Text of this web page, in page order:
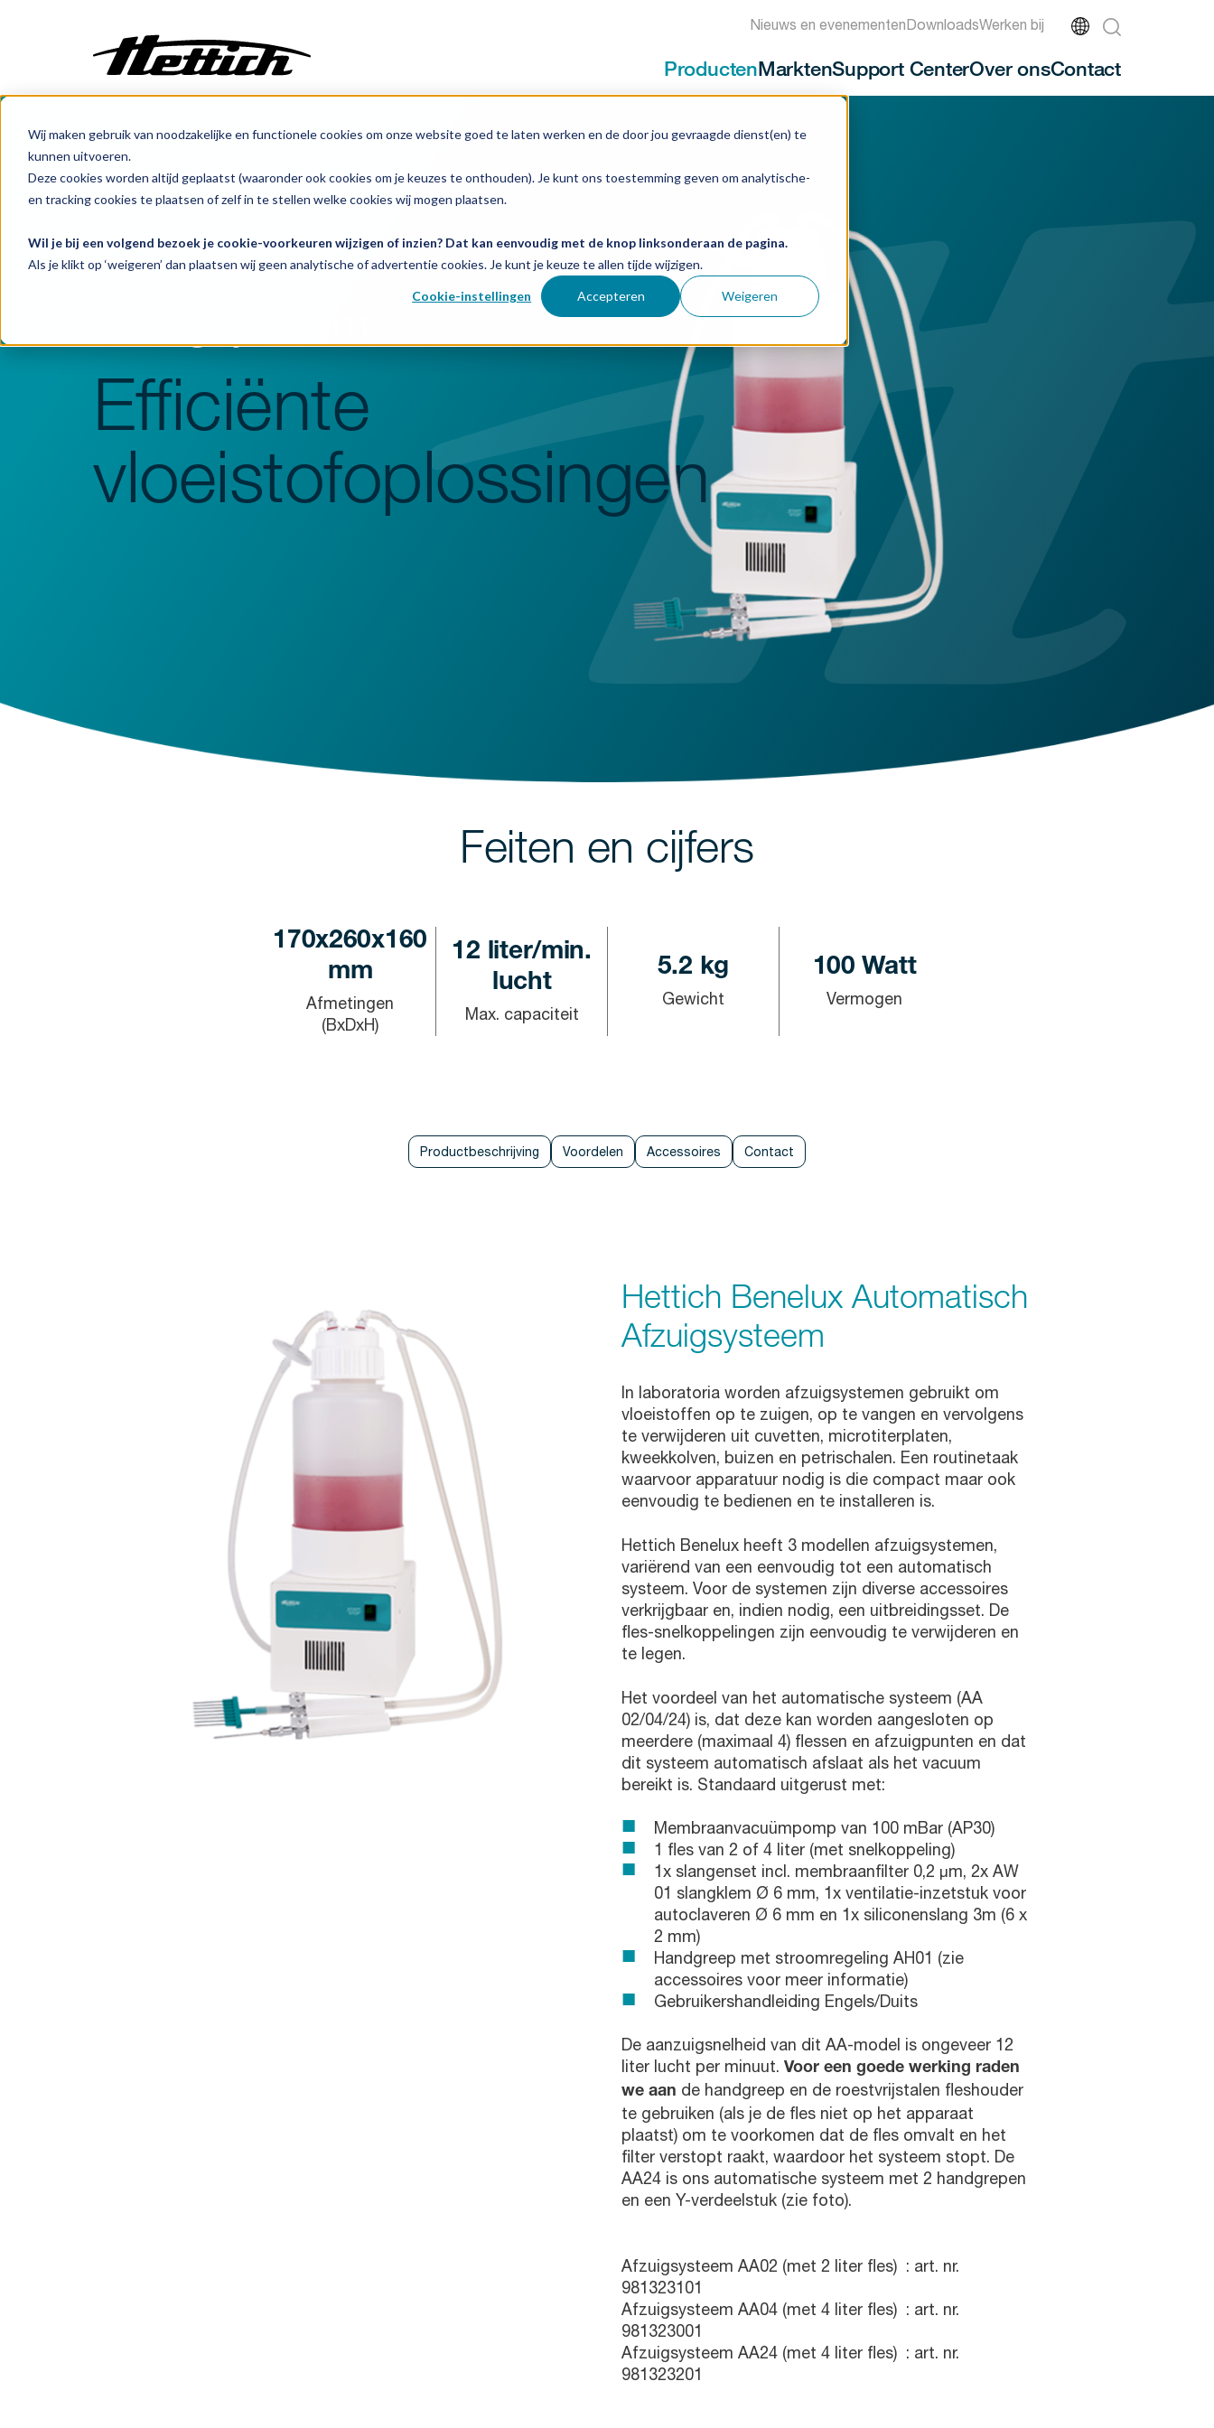
Wij maken gebruik van noodzakelijke en functionele cookies om onze website goed te laten werken en de door jou gevraagde dienst(en) te
kunnen uitvoeren.
Deze cookies worden altijd geplaatst (waaronder ook cookies om je keuzes te onthouden). Je kunt ons toestemming geven om analytische-
en tracking cookies te plaatsen of zelf in te stellen welke cookies wij mogen plaatsen.
Wil je bij een volgend bezoek je cookie-voorkeuren wijzigen of inzien? Dat kan eenvoudig met de knop linksonderaan de pagina.
Als je klikt op ‘weigeren’ dan plaatsen wij geen analytische of advertentie cookies. Je kunt je keuze te allen tijde wijzigen.
Cookie-instellingen Accepteren Weigeren
Nieuws en evenementenDownloadsWerken bij
Producten
Maatwerk
Incubatoren
Centrifuges
Koelen
Flowkasten
Spoelmachines
Monsterbereiding
Schudders
MarktenSupport CenterOver onsContact
Benelux Producten Monsterbereiding
Automatisch
Efficiënte
vloeistofoplossingen
Feiten en cijfers
170x260x160
mm
Afmetingen
(BxDxH)
12 liter/min.
lucht
Max. capaciteit
5.2 kg
Gewicht
100 Watt
Vermogen
Productbeschrijving Voordelen Accessoires Contact
Hettich Benelux Automatisch
Afzuigsysteem
In laboratoria worden afzuigsystemen gebruikt om
vloeistoffen op te zuigen, op te vangen en vervolgens
te verwijderen uit cuvetten, microtiterplaten,
kweekkolven, buizen en petrischalen. Een routinetaak
waarvoor apparatuur nodig is die compact maar ook
eenvoudig te bedienen en te installeren is.
Hettich Benelux heeft 3 modellen afzuigsystemen,
variërend van een eenvoudig tot een automatisch
systeem. Voor de systemen zijn diverse accessoires
verkrijgbaar en, indien nodig, een uitbreidingsset. De
fles-snelkoppelingen zijn eenvoudig te verwijderen en
te legen.
Het voordeel van het automatische systeem (AA
02/04/24) is, dat deze kan worden aangesloten op
meerdere (maximaal 4) flessen en afzuigpunten en dat
dit systeem automatisch afslaat als het vacuum
bereikt is. Standaard uitgerust met:
Membraanvacuümpomp van 100 mBar (AP30)
1 fles van 2 of 4 liter (met snelkoppeling)
1x slangenset incl. membraanfilter 0,2 μm, 2x AW
01 slangklem Ø 6 mm, 1x ventilatie-inzetstuk voor
autoclaveren Ø 6 mm en 1x siliconenslang 3m (6 x
2 mm)
Handgreep met stroomregeling AH01 (zie
accessoires voor meer informatie)
Gebruikershandleiding Engels/Duits
De aanzuigsnelheid van dit AA-model is ongeveer 12
liter lucht per minuut. Voor een goede werking raden
we aan de handgreep en de roestvrijstalen fleshouder
te gebruiken (als je de fles niet op het apparaat
plaatst) om te voorkomen dat de fles omvalt en het
filter verstopt raakt, waardoor het systeem stopt. De
AA24 is ons automatische systeem met 2 handgrepen
en een Y-verdeelstuk (zie foto).
Afzuigsysteem AA02 (met 2 liter fles) : art. nr.
981323101
Afzuigsysteem AA04 (met 4 liter fles) : art. nr.
981323001
Afzuigsysteem AA24 (met 4 liter fles) : art. nr.
981323201